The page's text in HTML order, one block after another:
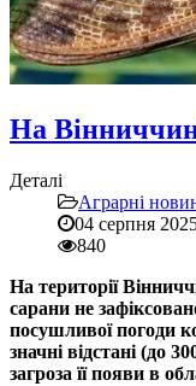
На
Деталі
Аграрні
04 серпня
840
На території
сарани не
посушливої погоди
значні відстані (до
загроза її появи в